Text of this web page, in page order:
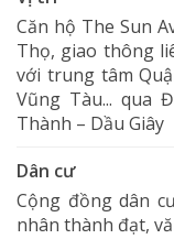
Căn hộ The Sun
Thọ, giao thông
với trung tâm
Vũng Tàu... qua
Thành – Dầu Giây
Dân cư
Cộng đồng dân
nhân thành đạt,